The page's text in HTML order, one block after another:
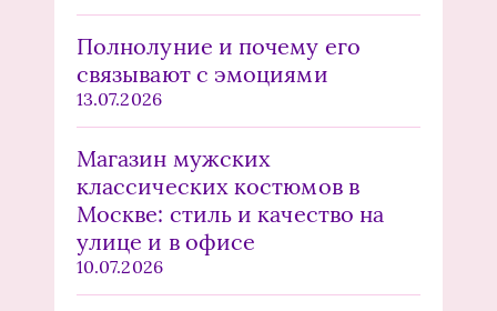
Полнолуние и почему его
связывают с эмоциями
13.07.2026
Магазин мужских
классических костюмов в
Москве: стиль и качество на
улице и в офисе
10.07.2026